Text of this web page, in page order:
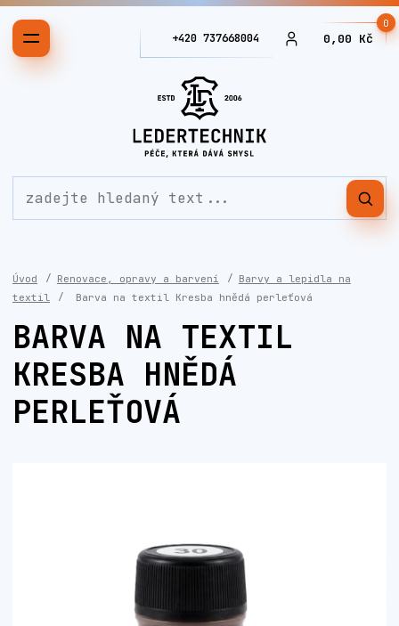
+420 737668004
0
0,00 Kč
Úvod Renovace, opravy a barvení
Barvy a lepidla na
textil
Barva na textil Kresba hnědá perleťová
BARVA NA TEXTIL
KRESBA HNĚDÁ
PERLEŤOVÁ